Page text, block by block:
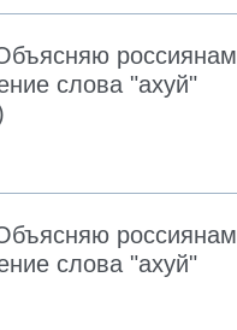
россиянам
слова "ахуй"
россиянам
слова "ахуй"